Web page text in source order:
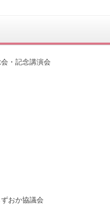
・記念講演会
おか協議会